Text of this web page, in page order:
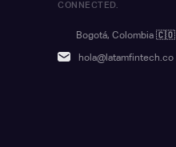
CONNECTED.
Bogotá, Colombia 🇨🇴
hola@latamfintech.co